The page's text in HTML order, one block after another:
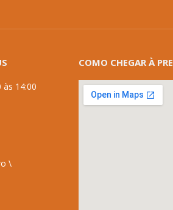
14:00
\
COMO CHEGAR À